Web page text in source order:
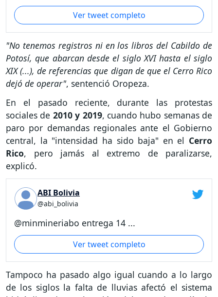
Ver tweet completo
"No tenemos registros ni en los libros del Cabildo de
Potosí, que abarcan desde el siglo XVI hasta el siglo
XIX (...), de referencias que digan de que el Cerro Rico
dejó de operar", sentenció Oropeza.
En el pasado reciente, durante las protestas
sociales de 2010 y 2019, cuando hubo semanas de
paro por demandas regionales ante el Gobierno
central, la "intensidad ha sido baja" en el Cerro
Rico, pero jamás al extremo de paralizarse,
explicó.
ABI Bolivia
@abi_bolivia
@minmineriabo entrega 14 ...
Ver tweet completo
Tampoco ha pasado algo igual cuando a lo largo
de los siglos la falta de lluvias afectó el sistema